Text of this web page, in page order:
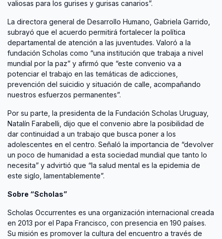
valiosas para los gurises y gurisas canarios”.
La directora general de Desarrollo Humano, Gabriela Garrido,
subrayó que el acuerdo permitirá fortalecer la política
departamental de atención a las juventudes. Valoró a la
fundación Scholas como “una institución que trabaja a nivel
mundial por la paz” y afirmó que “este convenio va a
potenciar el trabajo en las temáticas de adicciones,
prevención del suicidio y situación de calle, acompañando
nuestros esfuerzos permanentes”.
Por su parte, la presidenta de la Fundación Scholas Uruguay,
Natalín Farabelli, dijo que el convenio abre la posibilidad de
dar continuidad a un trabajo que busca poner a los
adolescentes en el centro. Señaló la importancia de “devolver
un poco de humanidad a esta sociedad mundial que tanto lo
necesita” y advirtió que “la salud mental es la epidemia de
este siglo, lamentablemente”.
Sobre “Scholas”
Scholas Occurrentes es una organización internacional creada
en 2013 por el Papa Francisco, con presencia en 190 países.
Su misión es promover la cultura del encuentro a través de